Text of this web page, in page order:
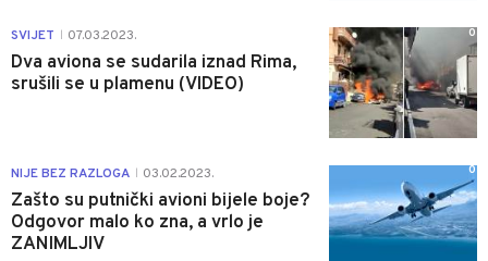
SVIJET 07.03.2023.
Dva aviona se sudarila iznad Rima,
srušili se u plamenu (VIDEO)
0
NIJE BEZ RAZLOGA 03.02.2023.
Zašto su putnički avioni bijele boje?
Odgovor malo ko zna, a vrlo je
ZANIMLJIV
0